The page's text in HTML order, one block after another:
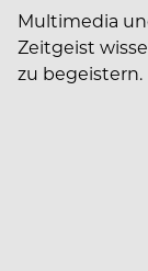
Multimedia
Zeitgeist
zu begeistern.